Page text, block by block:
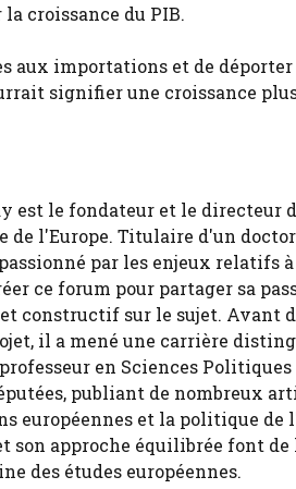
croissance du PIB.
aux importations et de
signifier une croissance
est le fondateur et le directeur
de l'Europe. Titulaire d'un
par les enjeux relatifs
ce forum pour partager sa
constructif sur le sujet. Avant
il a mené une carrière
en Sciences
publiant de nombreux
européennes et la politique de
son approche équilibrée font
des études européennes.